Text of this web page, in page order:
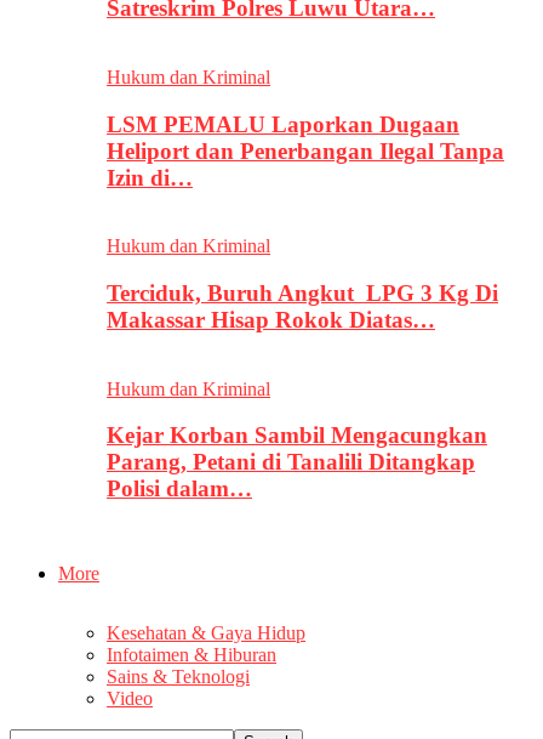
Satreskrim Polres Luwu Utara…
Hukum dan Kriminal
LSM PEMALU Laporkan Dugaan
Heliport dan Penerbangan Ilegal Tanpa
Izin di…
Hukum dan Kriminal
Terciduk, Buruh Angkut LPG 3 Kg Di
Makassar Hisap Rokok Diatas…
Hukum dan Kriminal
Kejar Korban Sambil Mengacungkan
Parang, Petani di Tanalili Ditangkap
Polisi dalam…
More
Kesehatan & Gaya Hidup
Infotaimen & Hiburan
Sains & Teknologi
Video